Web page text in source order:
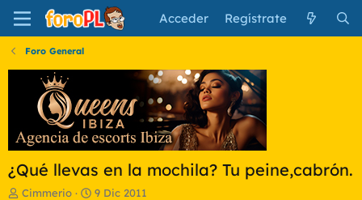
Acceder Regístrate
Foro General
¿Qué llevas en la mochila? Tu peine,cabrón.
I
Cimmerio
F
9 Dic 2011